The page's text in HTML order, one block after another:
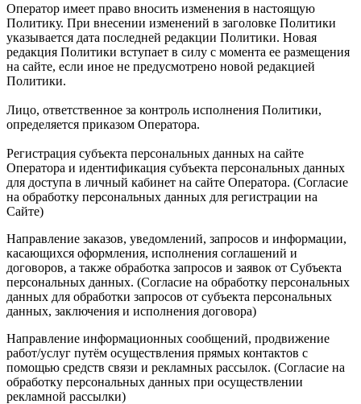
Оператор имеет право вносить изменения в настоящую
Политику. При внесении изменений в заголовке Политики
указывается дата последней редакции Политики. Новая
редакция Политики вступает в силу с момента ее размещения
на сайте, если иное не предусмотрено новой редакцией
Политики.
Лицо, ответственное за контроль исполнения Политики,
определяется приказом Оператора.
Регистрация субъекта персональных данных на сайте
Оператора и идентификация субъекта персональных данных
для доступа в личный кабинет на сайте Оператора. (Согласие
на обработку персональных данных для регистрации на
Сайте)
Направление заказов, уведомлений, запросов и информации,
касающихся оформления, исполнения соглашений и
договоров, а также обработка запросов и заявок от Субъекта
персональных данных. (Согласие на обработку персональных
данных для обработки запросов от субъекта персональных
данных, заключения и исполнения договора)
Направление информационных сообщений, продвижение
работ/услуг путём осуществления прямых контактов с
помощью средств связи и рекламных рассылок. (Согласие на
обработку персональных данных при осуществлении
рекламной рассылки)